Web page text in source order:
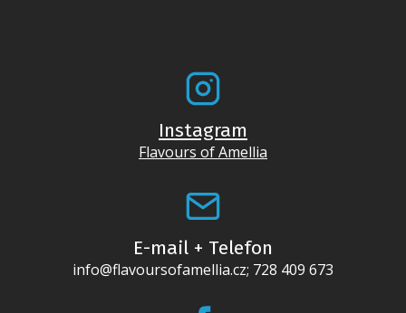
Instagram
Flavours of Amellia
E-mail + Telefon
info@flavoursofamellia.cz; 728 409 673